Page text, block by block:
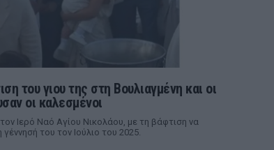
του γιου της στη Βουλιαγμένη και οι
οι καλεσμένοι
Ιερό Ναό Αγίου Νικολάου, με τη βάφτιση να
του τον Ιούλιο του 2025.